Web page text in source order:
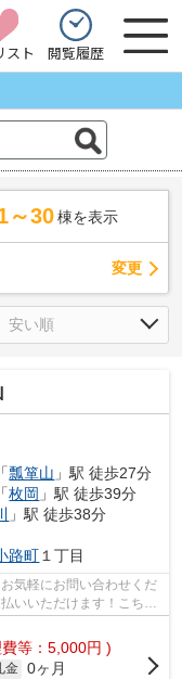
スト 閲覧履歴
～30 棟を表示
変更
「瓢箪山 」駅 徒歩27分
「枚岡 」駅 徒歩39分
」駅 徒歩38分
路町 １丁目
気軽にお問い合わせくだ
いいただけます！こちら
等：5,000円 )
金 0ヶ月